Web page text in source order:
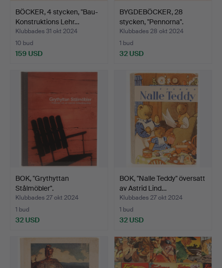
BÖCKER, 4 stycken, "Bau-
Konstruktions Lehr…
Klubbades 31 okt 2024
10 bud
159 USD
BYGDEBÖCKER, 28
stycken, "Pennorna".
Klubbades 28 okt 2024
1 bud
32 USD
BOK, "Grythyttan
Stålmöbler".
Klubbades 27 okt 2024
1 bud
32 USD
BOK, "Nalle Teddy" översatt
av Astrid Lind…
Klubbades 27 okt 2024
1 bud
32 USD